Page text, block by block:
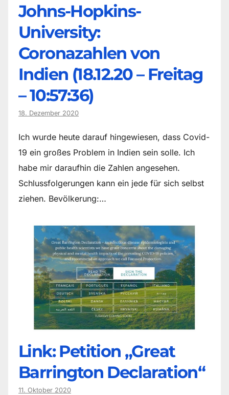
Johns-Hopkins-
University:
Coronazahlen von
Indien (18.12.20 – Freitag
– 10:57:36)
18. Dezember 2020
Ich wurde heute darauf hingewiesen, dass Covid-
19 ein großes Problem in Indien sein solle. Ich
habe mir daraufhin die Zahlen angesehen.
Schlussfolgerungen kann ein jede für sich selbst
ziehen. Bevölkerung:…
Link: Petition „Great
Barrington Declaration“
11. Oktober 2020